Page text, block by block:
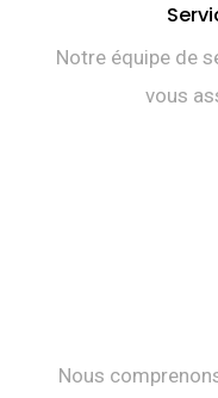
Notre équipe de
vous
Nous